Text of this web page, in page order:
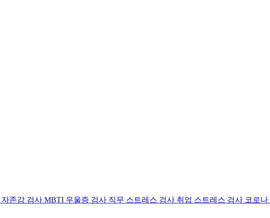
자존감 검사 MBTI 우울증 검사 직무 스트레스 검사 취업 스트레스 검사 코로